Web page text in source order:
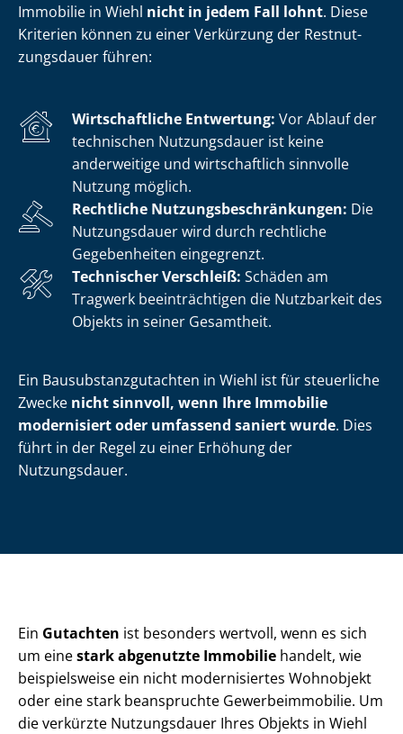
Immobilie in Wiehl nicht in jedem Fall lohnt. Diese
Kriterien können zu einer Verkürzung der Rest­nut­
zungs­dau­er führen:
Wirtschaftliche Entwertung: Vor Ablauf der
technischen Nutzungsdauer ist keine
anderweitige und wirtschaftlich sinnvolle
Nutzung möglich.
Rechtliche Nut­zungs­be­schrän­kun­gen: Die
Nutzungsdauer wird durch rechtliche
Gegebenheiten eingegrenzt.
Technischer Verschleiß: Schäden am
Tragwerk beeinträchtigen die Nutzbarkeit des
Objekts in seiner Gesamtheit.
Ein Bau­sub­stanz­gut­ach­ten in Wiehl ist für steuerliche
Zwecke nicht sinnvoll, wenn Ihre Immobilie
modernisiert oder umfassend saniert wurde. Dies
führt in der Regel zu einer Erhöhung der
Nutzungsdauer.
Ein Gutachten ist besonders wertvoll, wenn es sich
um einestark abgenutzte Immobilie handelt, wie
beispielsweise ein nicht modernisiertes Wohnobjekt
oder eine stark beanspruchte Ge­wer­be­im­mo­bi­lie. Um
die verkürzte Nutzungsdauer Ihres Objekts in Wiehl